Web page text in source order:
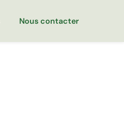
Nous contacter